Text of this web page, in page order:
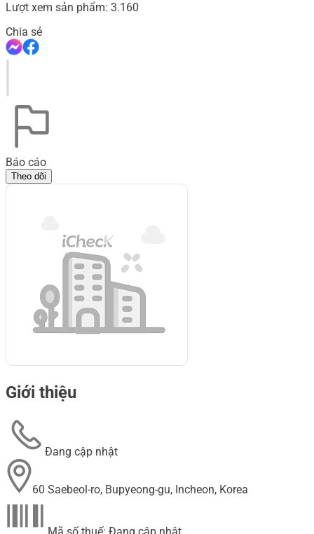
Lượt xem sản phẩm: 3.160
Chia sẻ
Báo cáo
Theo dõi
Giới thiệu
Đang cập nhật
60 Saebeol-ro, Bupyeong-gu, Incheon, Korea